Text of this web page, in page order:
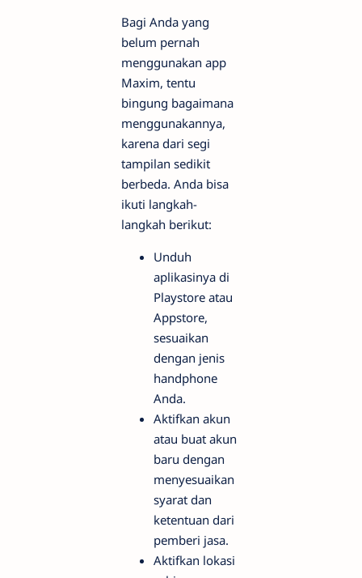
Bagi Anda yang
belum pernah
menggunakan app
Maxim, tentu
bingung bagaimana
menggunakannya,
karena dari segi
tampilan sedikit
berbeda. Anda bisa
ikuti langkah-
langkah berikut:
Unduh
aplikasinya di
Playstore atau
Appstore,
sesuaikan
dengan jenis
handphone
Anda.
Aktifkan akun
atau buat akun
baru dengan
menyesuaikan
syarat dan
ketentuan dari
pemberi jasa.
Aktifkan lokasi